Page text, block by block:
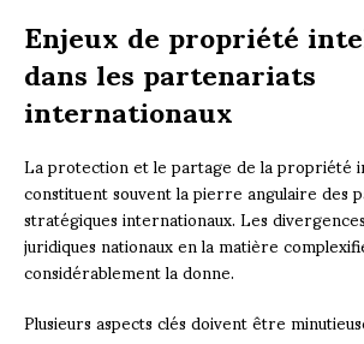
Enjeux de propriété
dans les partenariats
internationaux
La protection et le partage de la propriété
constituent souvent la pierre angulaire des
stratégiques internationaux. Les
juridiques nationaux en la matière
considérablement la donne.
Plusieurs aspects clés doivent être